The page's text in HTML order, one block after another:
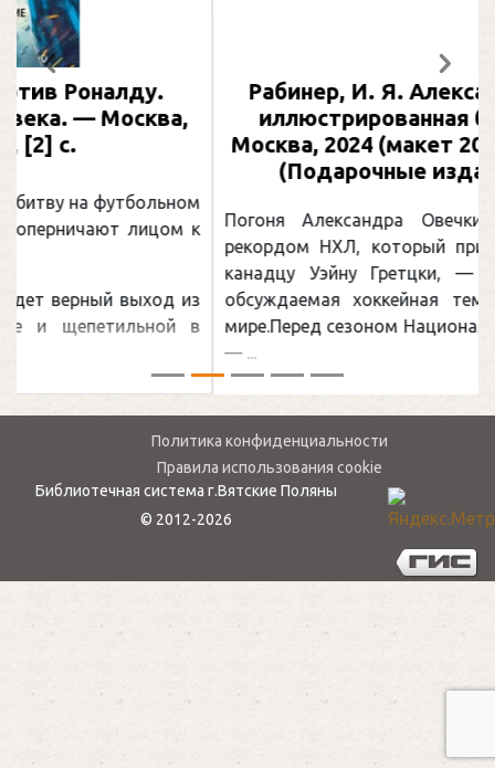
Рабинер, И. Я. Александр Овечкин :
иллюстрированная биография. —
Москва, 2024 (макет 2025). — 133, [2] с.
(Подарочные издания. Спорт)
Погоня Александра Овечкина за снайперским
рекордом НХЛ, который принадлежит великому
канадцу Уэйну Гретцки, — едва ли не самая
обсуждаемая хоккейная тема последних лет в
мире.Перед сезоном Национальной хоккейной лиги
Предыдущий
Политика конфиденциальности
Правила использования cookie
© 2012-2026